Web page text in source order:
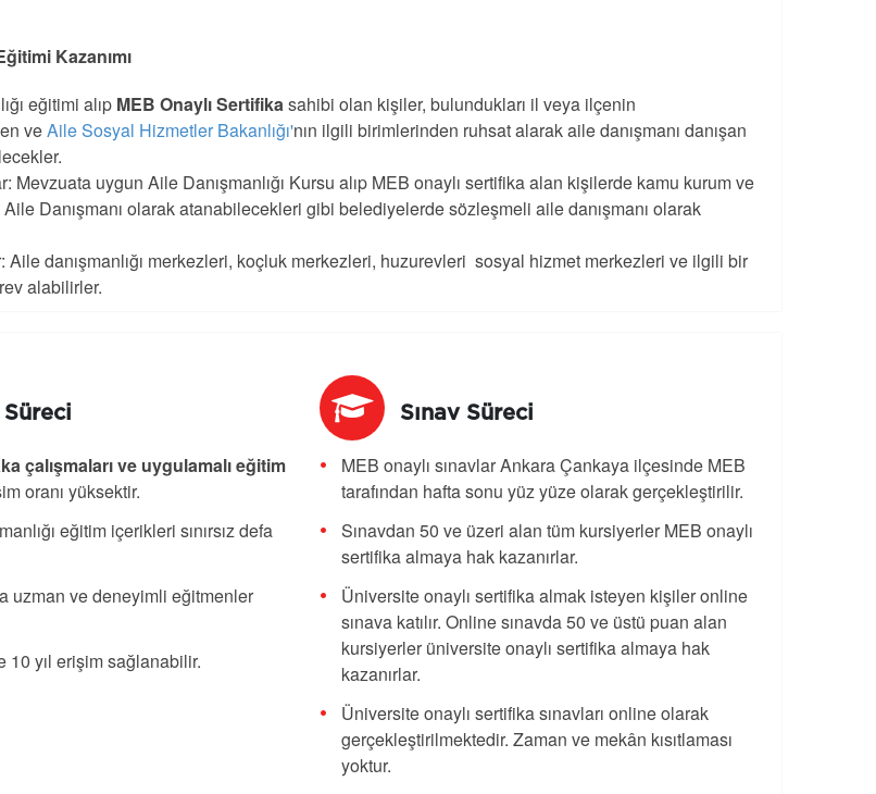
Kazanımı
eğitimi alıp MEB Onaylı Sertifika sahibi olan kişiler, bulundukları il veya ilçenin
veAile Sosyal Hizmetler Bakanlığı'nın ilgili birimlerinden ruhsat alarak aile danışmanı danışan
Mevzuata uygun Aile Danışmanlığı Kursu alıp MEB onaylı sertifika alan kişilerde kamu kurum ve
Aile Danışmanı olarak atanabilecekleri gibi belediyelerde sözleşmeli aile danışmanı olarak
Aile danışmanlığı merkezleri, koçluk merkezleri, huzurevleri sosyal hizmet merkezleri ve ilgili bir
alabilirler.
çalışmaları ve uygulamalı eğitim
oranı yüksektir.
eğitim içerikleri sınırsız defa
uzman ve deneyimli eğitmenler
10 yıl erişim sağlanabilir.
Sınav Süreci
MEB onaylı sınavlar Ankara Çankaya ilçesinde MEB
tarafından hafta sonu yüz yüze olarak gerçekleştirilir.
Sınavdan 50 ve üzeri alan tüm kursiyerler MEB onaylı
sertifika almaya hak kazanırlar.
Üniversite onaylı sertifika almak isteyen kişiler online
sınava katılır. Online sınavda 50 ve üstü puan alan
kursiyerler üniversite onaylı sertifika almaya hak
kazanırlar.
Üniversite onaylı sertifika sınavları online olarak
gerçekleştirilmektedir. Zaman ve mekân kısıtlaması
yoktur.